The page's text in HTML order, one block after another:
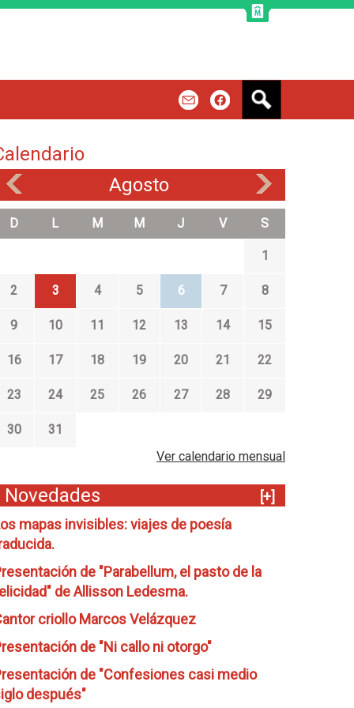
Agosto
D L M M J V S
1
2 3 4 5 6 7 8
9 10 11 12 13 14 15
16 17 18 19 20 21 22
23 24 25 26 27 28 29
30
31
Ver calendario mensual
Novedades
[+]
mapas invisibles: viajes de poesía
de "Parabellum, el pasto de la
de Allisson Ledesma.
criollo Marcos Velázquez
de "Ni callo ni otorgo"
de "Confesiones casi medio
después"
s